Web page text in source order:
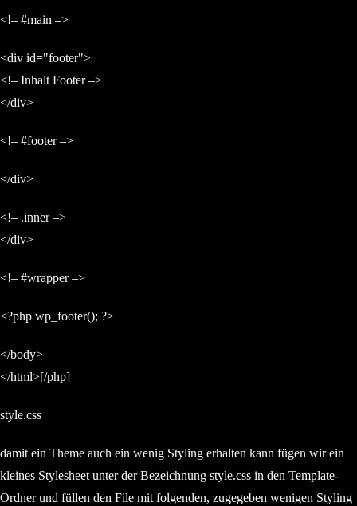
<!– #main –>
<div id="footer">
<!– Inhalt Footer –>
</div>
<!– #footer –>
</div>
<!– .inner –>
</div>
<!– #wrapper –>
<?php wp_footer(); ?>
</body>
</html>[/php]
style.css
damit ein Theme auch ein wenig Styling erhalten kann fügen wir ein
kleines Stylesheet unter der Bezeichnung style.css in den Template-
Ordner und füllen den File mit folgenden, zugegeben wenigen Styling